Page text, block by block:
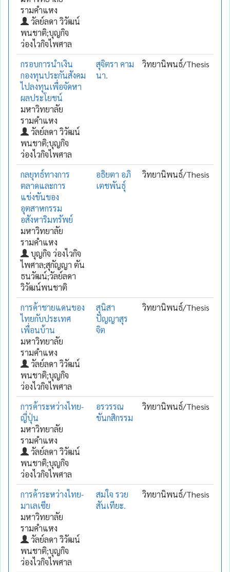
รามคำแหง
วัลย์ลดา วิวัฒน์
พนชาติ;บุญกิจ
ว่องไวกิจไพศาล
กรอบการนำเงิน
กองทุนประกันสังคม
ไปลงทุนเพื่อจัดหา
ผลประโยชน์
มหาวิทยาลัย
รามคำแหง
วัลย์ลดา วิวัฒน์
พนชาติ;บุญกิจ
ว่องไวกิจไพศาล
สุจิตรา คาม
นา.
วิทยานิพนธ์/Thesis
กลยุทธ์ทางการ
ตลาดและการ
แข่งขันของ
อุตสาหกรรม
อสังหาริมทรัพย์
มหาวิทยาลัย
รามคำแหง
บุญกิจ ว่องไวกิจ
ไพศาล;สุกัญญา ตัน
ธนวัฒน์;วัลย์ลดา
วิวัฒน์พนชาติ
อธิยตา อภิ
เตชพันธุ์
วิทยานิพนธ์/Thesis
การค้าชายแดนของ
ไทยกับประเทศ
เพื่อนบ้าน
มหาวิทยาลัย
รามคำแหง
วัลย์ลดา วิวัฒน์
พนชาติ;บุญกิจ
ว่องไวกิจไพศาล
สุนิสา
ปัญญาสุร
จิต
วิทยานิพนธ์/Thesis
การค้าระหว่างไทย-
ญี่ปุ่น
มหาวิทยาลัย
รามคำแหง
วัลย์ลดา วิวัฒน์
พนชาติ;บุญกิจ
ว่องไวกิจไพศาล
อรวรรณ
ขันกสิกรรม
วิทยานิพนธ์/Thesis
การค้าระหว่างไทย-
มาเลเซีย
มหาวิทยาลัย
รามคำแหง
วัลย์ลดา วิวัฒน์
พนชาติ;บุญกิจ
ว่องไวกิจไพศาล
สมใจ รวย
สันเทียะ.
วิทยานิพนธ์/Thesis